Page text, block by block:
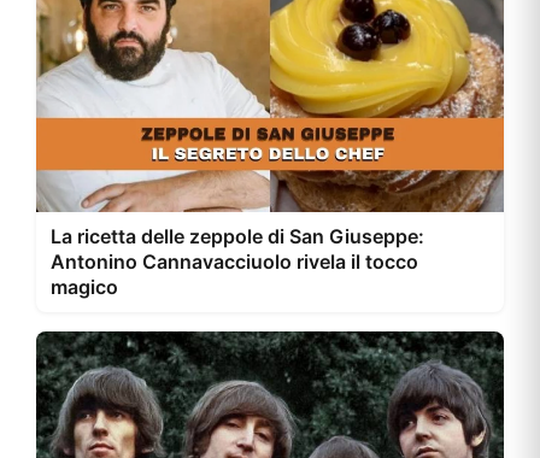
La ricetta delle zeppole di San Giuseppe:
Antonino Cannavacciuolo rivela il tocco
magico